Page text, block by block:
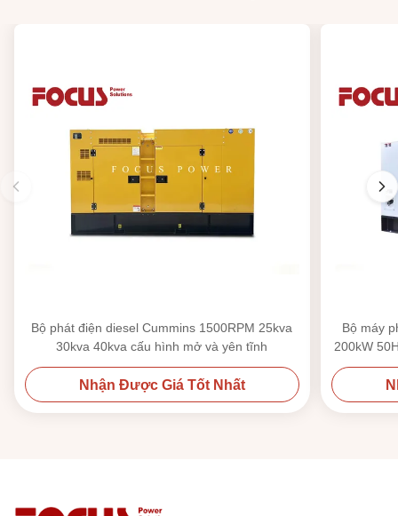
Bộ phát điện diesel Cummins 1500RPM 25kva
30kva 40kva cấu hình mở và yên tĩnh
Nhận Được Giá Tốt Nhất
Bộ máy
200kW